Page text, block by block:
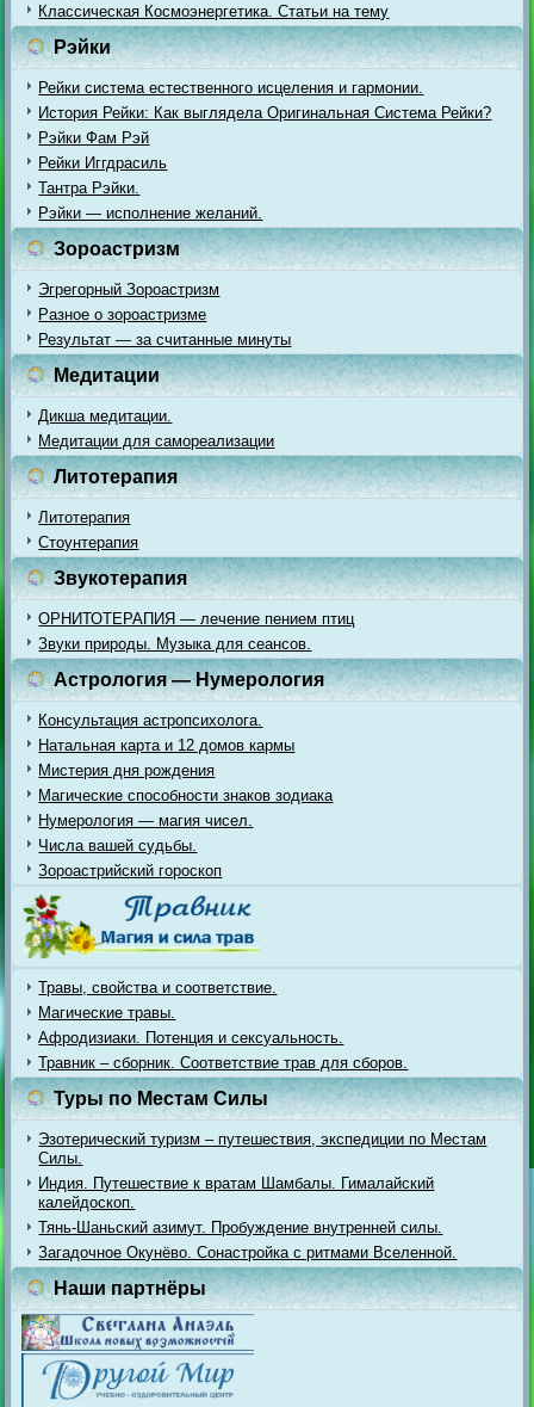
Классическая Космоэнергетика. Статьи на тему
Рэйки
Рейки система естественного исцеления и гармонии.
История Рейки: Как выглядела Оригинальная Система Рейки?
Рэйки Фам Рэй
Рейки Иггдрасиль
Тантра Рэйки.
Рэйки — исполнение желаний.
Зороастризм
Эгрегорный Зороастризм
Разное о зороастризме
Результат — за считанные минуты
Медитации
Дикша медитации.
Медитации для самореализации
Литотерапия
Литотерапия
Стоунтерапия
Звукотерапия
ОРНИТОТЕРАПИЯ — лечение пением птиц
Звуки природы. Музыка для сеансов.
Астрология — Нумерология
Консультация астропсихолога.
Натальная карта и 12 домов кармы
Мистерия дня рождения
Магические способности знаков зодиака
Нумерология — магия чисел.
Числа вашей судьбы.
Зороастрийский гороскоп
Травы, свойства и соответствие.
Магические травы.
Афродизиаки. Потенция и сексуальность.
Травник – сборник. Соответствие трав для сборов.
Туры по Местам Силы
Эзотерический туризм – путешествия, экспедиции по Местам
Силы.
Индия. Путешествие к вратам Шамбалы. Гималайский
калейдоскоп.
Тянь-Шаньский азимут. Пробуждение внутренней силы.
Загадочное Окунёво. Сонастройка с ритмами Вселенной.
Наши партнёры